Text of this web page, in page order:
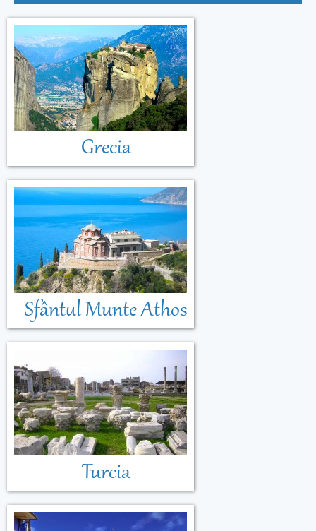
Grecia
Sfântul Munte Athos
Turcia